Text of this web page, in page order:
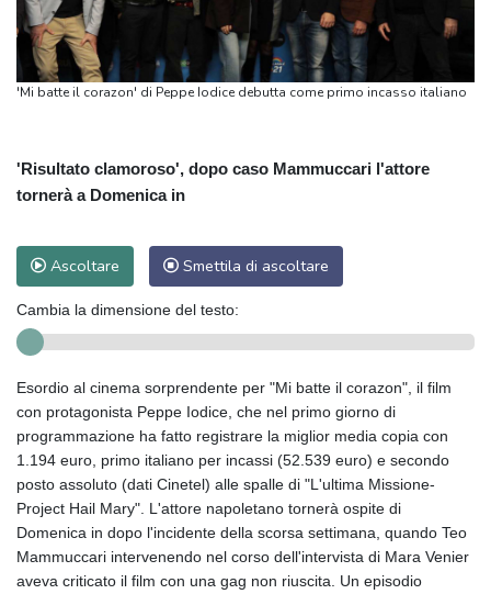
'Mi batte il corazon' di Peppe Iodice debutta come primo incasso italiano
'Risultato clamoroso', dopo caso Mammuccari l'attore
tornerà a Domenica in
Ascoltare Smettila di ascoltare
Cambia la dimensione del testo:
Esordio al cinema sorprendente per "Mi batte il corazon", il film
con protagonista Peppe Iodice, che nel primo giorno di
programmazione ha fatto registrare la miglior media copia con
1.194 euro, primo italiano per incassi (52.539 euro) e secondo
posto assoluto (dati Cinetel) alle spalle di "L'ultima Missione-
Project Hail Mary". L'attore napoletano tornerà ospite di
Domenica in dopo l'incidente della scorsa settimana, quando Teo
Mammuccari intervenendo nel corso dell'intervista di Mara Venier
aveva criticato il film con una gag non riuscita. Un episodio